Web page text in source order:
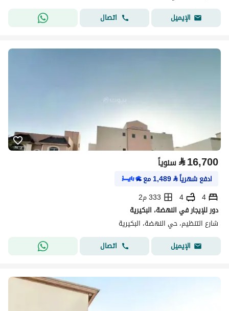
الإيميل
اتصال
⃁16,700 سنوياً
ادفع شهرياً⃁
1,489مع
4
4
333 م2
دور للإيجار في النهضة، البكيرية
شارع التنظيم، حي النهضة، البكيرية
الإيميل
اتصال